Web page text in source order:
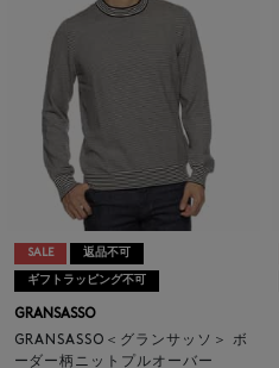
SALE 返品不可
ギフトラッピング不可
GRANSASSO
GRANSASSO＜グランサッソ＞ ボ
ーダー柄ニットプルオーバー